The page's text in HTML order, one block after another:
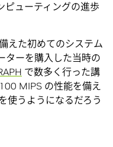
ピューティングの進歩
えた初めてのシステム
ターを購入した当時の
で数多く行った講
MIPS の性能を備え
使うようになるだろう